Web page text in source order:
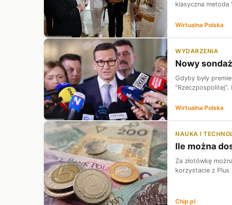
klasyczna metoda
Wirtualna Polska
WYDARZENIA
Nowy
Gdyby były
"Rzeczpospolitej".
Wirtualna Polska
NAUKA I
Ile można
Za złotówkę
korzystacie z Plus
Chip.pl